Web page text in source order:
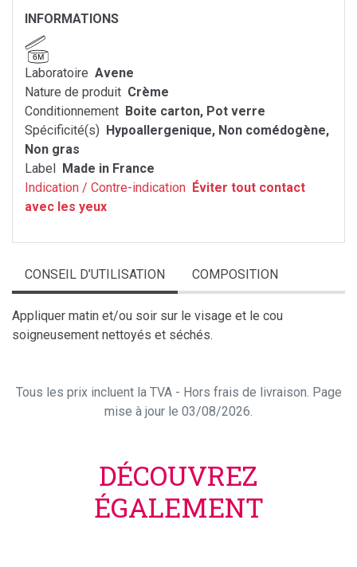
INFORMATIONS
6M
Laboratoire Avene
Nature de produit Crème
Conditionnement Boite carton, Pot verre
Spécificité(s) Hypoallergenique, Non comédogène,
Non gras
Label Made in France
Indication / Contre-indication Éviter tout contact
avec les yeux
CONSEIL D’UTILISATION COMPOSITION
Appliquer matin et/ou soir sur le visage et le cou
soigneusement nettoyés et séchés.
Tous les prix incluent la TVA - Hors frais de livraison. Page
mise à jour le 03/08/2026.
DÉCOUVREZ
ÉGALEMENT